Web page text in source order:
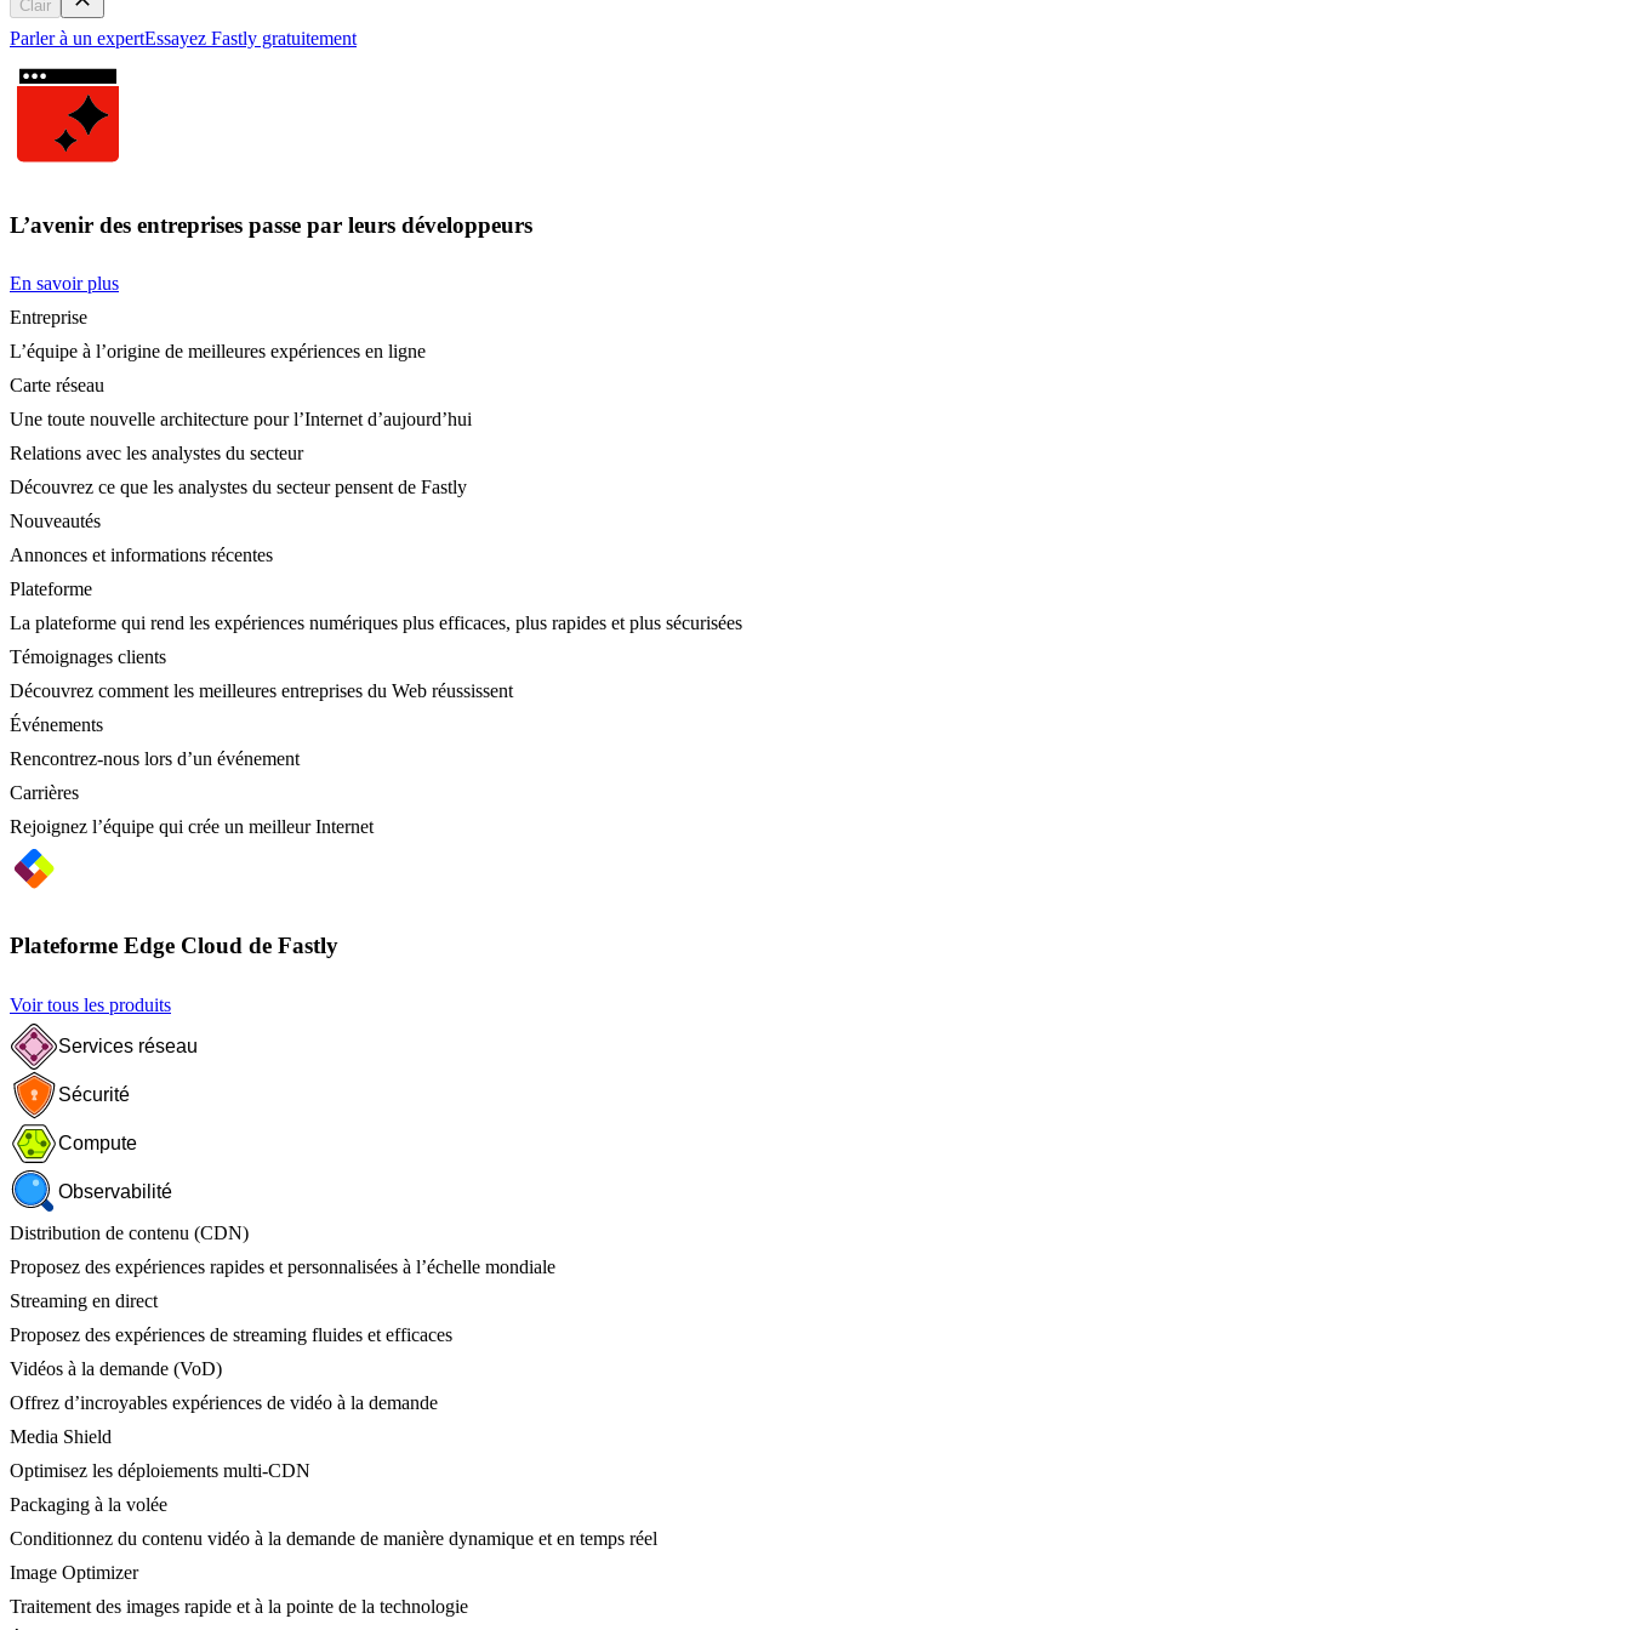
Clair
Parler à un expertEssayez Fastly gratuitement
L’avenir des entreprises passe par leurs développeurs
En savoir plus
Entreprise
L’équipe à l’origine de meilleures expériences en ligne
Carte réseau
Une toute nouvelle architecture pour l’Internet d’aujourd’hui
Relations avec les analystes du secteur
Découvrez ce que les analystes du secteur pensent de Fastly
Nouveautés
Annonces et informations récentes
Plateforme
La plateforme qui rend les expériences numériques plus efficaces, plus rapides et plus sécurisées
Témoignages clients
Découvrez comment les meilleures entreprises du Web réussissent
Événements
Rencontrez-nous lors d’un événement
Carrières
Rejoignez l’équipe qui crée un meilleur Internet
Plateforme Edge Cloud de Fastly
Voir tous les produits
Services réseau
Sécurité
Compute
Observabilité
Distribution de contenu (CDN)
Proposez des expériences rapides et personnalisées à l’échelle mondiale
Streaming en direct
Proposez des expériences de streaming fluides et efficaces
Vidéos à la demande (VoD)
Offrez d’incroyables expériences de vidéo à la demande
Media Shield
Optimisez les déploiements multi-CDN
Packaging à la volée
Conditionnez du contenu vidéo à la demande de manière dynamique et en temps réel
Image Optimizer
Traitement des images rapide et à la pointe de la technologie